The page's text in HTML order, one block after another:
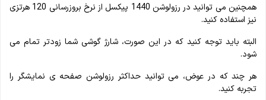
همچنین می توانید در رزولوشن 1440 پیکسل از نرخ بروزرسانی 120 هرتزی
نیز استفاده کنید.
البته باید توجه کنید که در این صورت، شارژ گوشی شما زودتر تمام می
شود.
هر چند که در عوض، می توانید حداکثر رزولوشن صفحه ی نمایشگر را
تجربه کنید.